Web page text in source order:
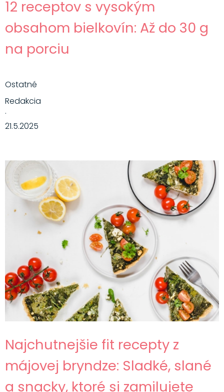
12 receptov s vysokým
obsahom bielkovín: Až do 30 g
na porciu
Ostatné
Redakcia
·
21.5.2025
Najchutnejšie fit recepty z
májovej bryndze: Sladké, slané
a snacky, ktoré si zamilujete